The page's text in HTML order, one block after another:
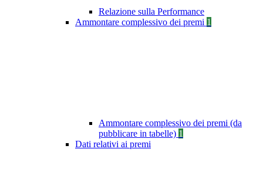
Relazione sulla Performance
Ammontare complessivo dei premi 1
Ammontare complessivo dei premi (da
pubblicare in tabelle) 1
Dati relativi ai premi